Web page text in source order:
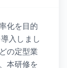
化を目的
入しまし
の定型業
本研修を